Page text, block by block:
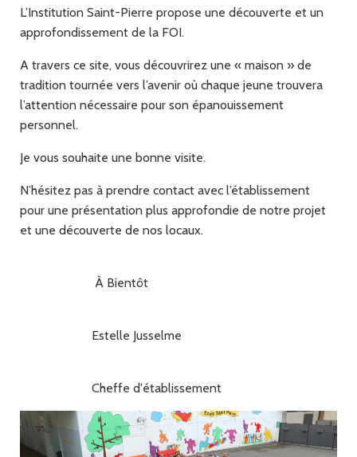
L’Institution Saint-Pierre propose une découverte et un
approfondissement de la FOI.
A travers ce site, vous découvrirez une « maison » de
tradition tournée vers l’avenir où chaque jeune trouvera
l’attention nécessaire pour son épanouissement
personnel.
Je vous souhaite une bonne visite.
N’hésitez pas à prendre contact avec l’établissement
pour une présentation plus approfondie de notre projet
et une découverte de nos locaux.
À Bientôt
Estelle Jusselme
Cheffe d'établissement